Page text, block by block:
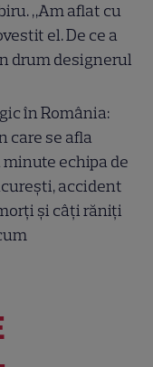
„Am aflat cu
el. De ce a
drum designerul
în România:
care se afla
echipa de
accident
și câți răniți